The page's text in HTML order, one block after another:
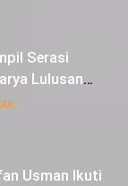
Serasi
Lulusan
di Lancang
Usman Ikuti